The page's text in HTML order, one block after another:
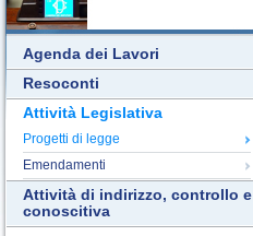
Agenda dei Lavori
Resoconti
Attività Legislativa
Progetti di legge
Emendamenti
Attività di indirizzo, controllo e
conoscitiva